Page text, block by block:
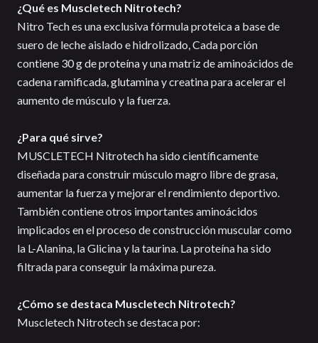
¿Qué es Muscletech Nitrotech?
Nitro Tech es una exclusiva fórmula proteica a base de
suero de leche aislado e hidrolizado, Cada porción
contiene 30 g de proteína y una matriz de aminoácidos de
cadena ramificada, glutamina y creatina para acelerar el
aumento de músculo y la fuerza.
¿Para qué sirve?
MUSCLETECH Nitrotech ha sido científicamente
diseñada para construir músculo magro libre de grasa,
aumentar la fuerza y mejorar el rendimiento deportivo.
También contiene otros importantes aminoácidos
implicados en el proceso de construcción muscular como
la L-Alanina, la Glicina y la taurina. La proteína ha sido
filtrada para conseguir la máxima pureza.
¿Cómo se destaca Muscletech Nitrotech?
Muscletech Nitrotech se destaca por: